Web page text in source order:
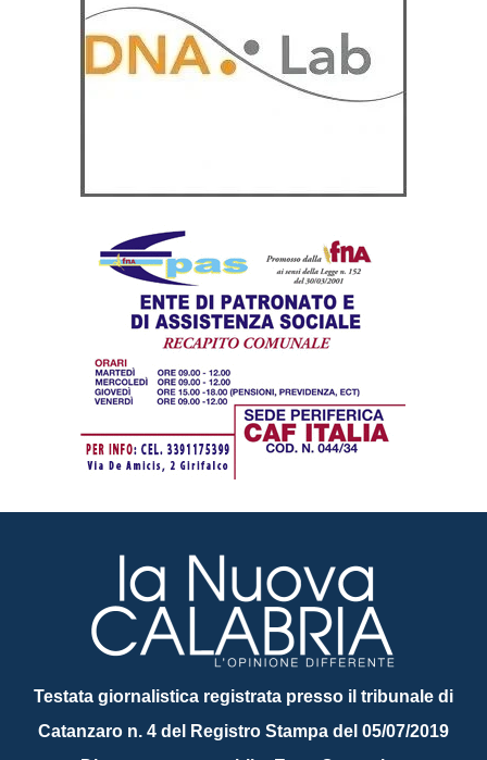
Testata giornalistica registrata presso il tribunale di
Catanzaro n. 4 del Registro Stampa del 05/07/2019